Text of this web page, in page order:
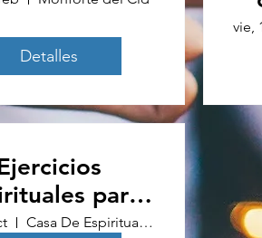
Detalles
vie,
para
Jóvenes
Casa De Espiritualidad Diego Hernández